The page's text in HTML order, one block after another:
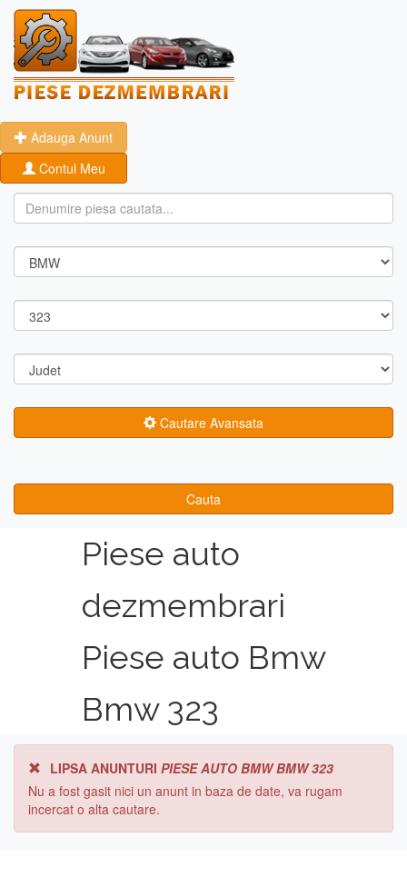
Adauga Anunt
Contul Meu
Cautare Avansata
Cauta
Piese auto
dezmembrari
Piese auto Bmw
Bmw 323
LIPSA ANUNTURI PIESE AUTO BMW BMW 323
Nu a fost gasit nici un anunt in baza de date, va rugam
incercat o alta cautare.